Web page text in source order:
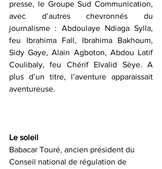
presse, le Groupe Sud Communication,
avec d’autres chevronnés du
journalisme : Abdoulaye Ndiaga Sylla,
feu Ibrahima Fall, Ibrahima Bakhoum,
Sidy Gaye, Alain Agboton, Abdou Latif
Coulibaly, feu Chérif Elvalid Sèye. A
plus d’un titre, l’aventure apparaissait
aventureuse.
Le soleil
Babacar Touré, ancien président du
Conseil national de régulation de